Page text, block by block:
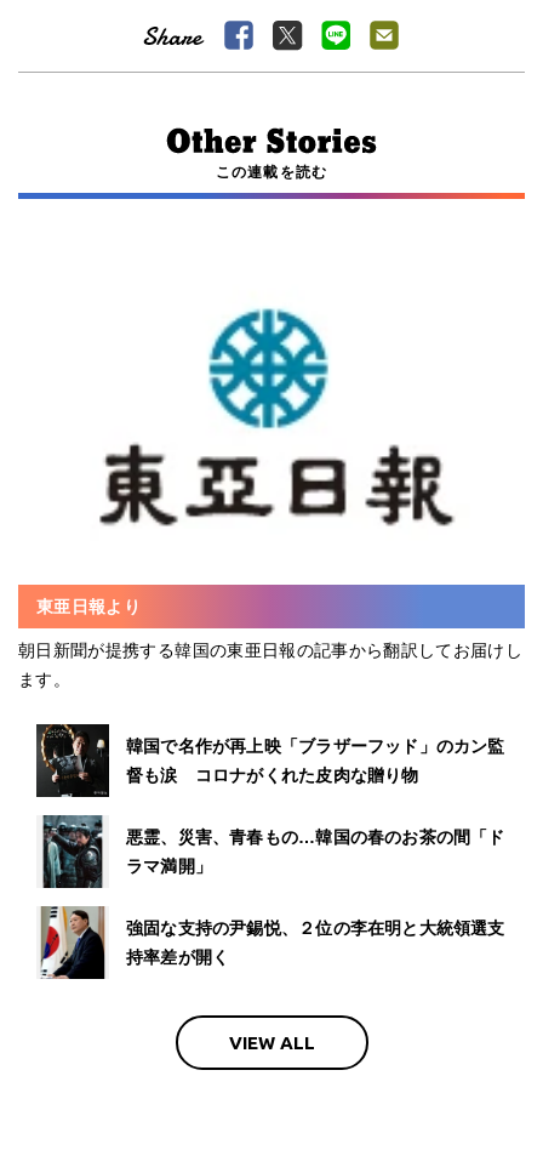
この連載を読む
東亜日報より
朝日新聞が提携する韓国の東亜日報の記事から翻訳してお届けし
ます。
韓国で名作が再上映「ブラザーフッド」のカン監
督も涙 コロナがくれた皮肉な贈り物
悪霊、災害、青春もの…韓国の春のお茶の間「ド
ラマ満開」
強固な支持の尹錫悦、２位の李在明と大統領選支
持率差が開く
VIEW ALL